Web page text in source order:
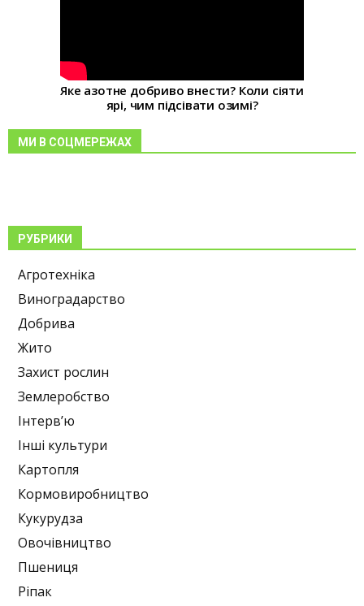
Яке азотне добриво внести? Коли сіяти
ярі, чим підсівати озимі?
МИ В СОЦМЕРЕЖАХ
РУБРИКИ
Агротехніка
Виноградарство
Добрива
Жито
Захист рослин
Землеробство
Інтерв’ю
Інші культури
Картопля
Кормовиробництво
Кукурудза
Овочівництво
Пшениця
Ріпак